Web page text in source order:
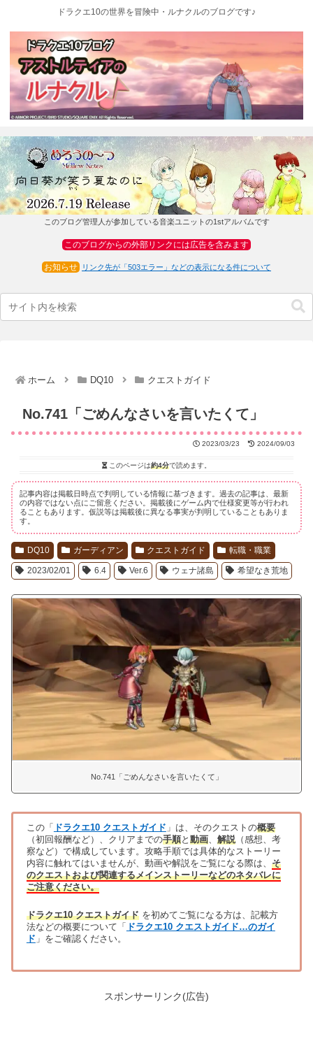
ドラクエ10の世界を冒険中・ルナクルのブログです♪
このブログ管理人が参加している音楽ユニットの1stアルバムです
このブログからの外部リンクには広告を含みます
お知らせ リンク先が「503エラー」などの表示になる件について
ホーム DQ10 クエストガイド
No.741「ごめんなさいを言いたくて」
2023/03/23 2024/09/03
このページは約4分で読めます。
記事内容は掲載日時点で判明している情報に基づきます。過去の記事は、最新
の内容ではない点にご留意ください。掲載後にゲーム内で仕様変更等が行われ
ることもあります。仮説等は掲載後に異なる事実が判明していることもありま
す。
DQ10 ガーディアン クエストガイド 転職・職業
2023/02/01 6.4 Ver.6 ウェナ諸島 希望なき荒地
No.741「ごめんなさいを言いたくて」
この「 ドラクエ10 クエストガイド 」は、そのクエストの概要
（初回報酬など）、クリアまでの手順と 動画、 解説（感想、考
察など）で構成しています。攻略手順では具体的なストーリー
内容に触れてはいませんが、動画や解説をご覧になる際は、 そ
のクエストおよび関連するメインストーリーなどのネタバレに
ご注意ください。
ドラクエ10 クエストガイドを初めてご覧になる方は、記載方
法などの概要について「
ドラクエ10 クエストガイド…のガイ
ド 」をご確認ください。
スポンサーリンク(広告)